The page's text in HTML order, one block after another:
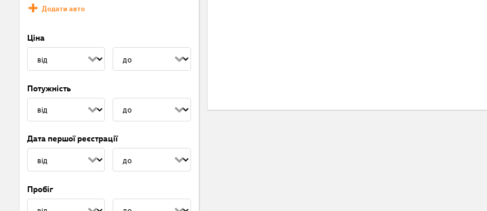
Додати авто
Ціна
Потужність
Дата першої реєстрації
Пробіг